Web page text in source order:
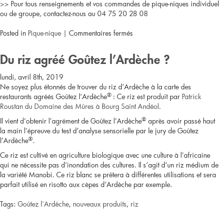
>> Pour tous renseignements et vos commandes de pique-niques individuel
ou de groupe, contactez-nous au 04 75 20 28 08
Posted in Pique-nique | Commentaires fermés
Qu’est
qu’un
pique-
nique
l’Ardèche
?
Du riz agréé Goûtez l’Ardèche ?
lundi, avril 8th, 2019
Ne soyez plus étonnés de trouver du riz d’Ardèche à la carte des
restaurants agréés Goûtez l’Ardèche® : Ce riz est produit par Patrick
Roustan du Domaine des Mûres à Bourg Saint Andéol.
Il vient d’obtenir l’agrément de Goûtez l’Ardèche® après avoir passé haut
la main l’épreuve du test d’analyse sensorielle par le jury de Goûtez
l’Ardèche®.
Ce riz est cultivé en agriculture biologique avec une culture à l’africaine
qui ne nécessite pas d’inondation des cultures. Il s’agit d’un riz médium de
la variété Manobi. Ce riz blanc se prêtera à différentes utilisations et sera
parfait utilisé en risotto aux cèpes d’Ardèche par exemple.
Tags: Goûtez l'Ardèche, nouveaux produits, riz